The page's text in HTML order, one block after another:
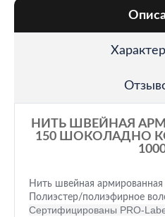
НИТЬ ШВЕЙНАЯ
150 ШОКОЛАДНО
Нить швейная
Полиэстер/полиэфирное
Сертифицированы PRO-